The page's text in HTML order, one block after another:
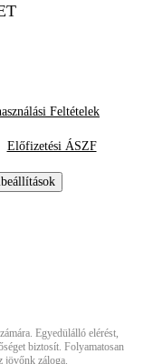
Feltételek
Előfizetési ÁSZF
Egyedülálló elérést,
biztosít. Folyamatosan
jövőnk záloga.